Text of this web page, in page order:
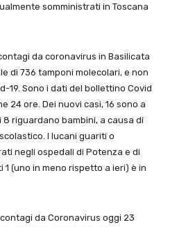
somministrati in Toscana
da coronavirus in Basilicata
di 736 tamponi molecolari, e non
19. Sono i dati del bollettino Covid
24 ore. Dei nuovi casi, 16 sono a
riguardano bambini, a causa di
I lucani guariti o
negli ospedali di Potenza e di
(uno in meno rispetto a ieri) è in
da Coronavirus oggi 23